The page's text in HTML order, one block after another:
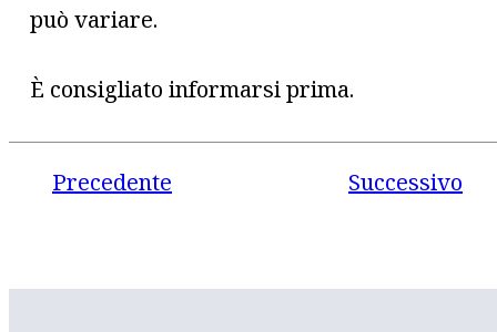
può variare.
È consigliato informarsi prima.
Precedente Successivo